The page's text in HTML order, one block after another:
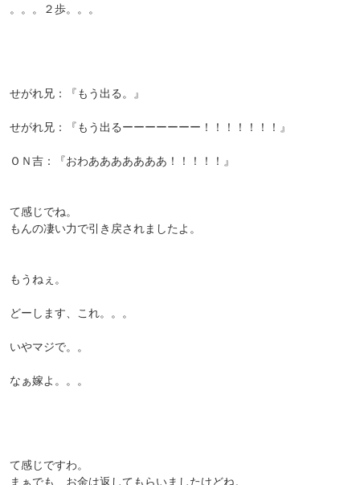
。。。２歩。。。
せがれ兄：『もう出る。』
せがれ兄：『もう出るーーーーーーー！！！！！！！』
ＯＮ吉：『おわあああああああ！！！！！』
て感じでね。
もんの凄い力で引き戻されましたよ。
もうねぇ。
どーします、これ。。。
いやマジで。。
なぁ嫁よ。。。
て感じですわ。
まぁでも、お金は返してもらいましたけどね。